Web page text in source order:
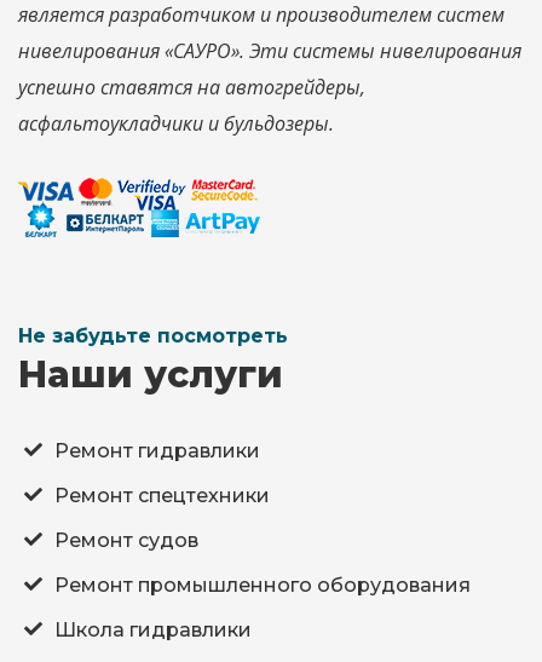
является разработчиком и производителем систем
нивелирования «САУРО». Эти системы нивелирования
успешно ставятся на автогрейдеры,
асфальтоукладчики и бульдозеры.
Не забудьте посмотреть
Наши услуги
Ремонт гидравлики
Ремонт спецтехники
Ремонт судов
Ремонт промышленного оборудования
Школа гидравлики